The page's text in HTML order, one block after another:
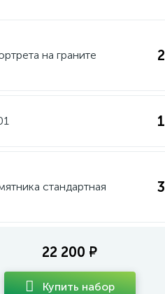
на граните
стандартная
22 200 ₽
Купить набор